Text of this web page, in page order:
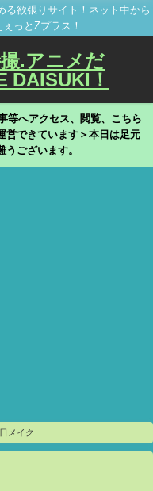
る欲張りサイト！ネット中から
っとZプラス！
.アニメだ
DAISUKI！
等へアクセス、閲覧、こちら
営できています＞本日は足元
ございます。
メイク